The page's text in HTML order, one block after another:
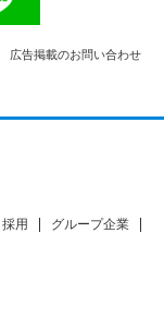
広告掲載のお問い合わせ
採用
グループ企業